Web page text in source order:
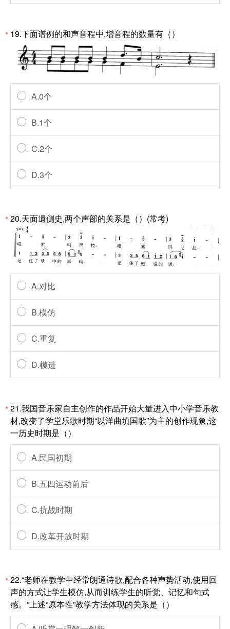
* 19.下面谱例的和声音程中,增音程的数量有（）
A.0个
B.1个
C.2个
D.3个
*20.天面遺侧史,两个声部的关系是（）(常考)
A.对比
B.模仿
C.重复
D.模进
*21.我国音乐家自主创作的作品开始大量进入中小学音乐教
材,改变了学堂乐歌时期“以洋曲填国歌”为主的创作现象,这
一历史时期是（）
A.民国初期
B.五四运动前后
C.抗战时期
D.改革开放时期
*22.“老师在教学中经常朗通诗歌,配合各种声势活动,使用回
声的方式让学生模仿,从而训练学生的听觉、记忆和句式
感。”上述“原本性”教学方法体现的关系是（）